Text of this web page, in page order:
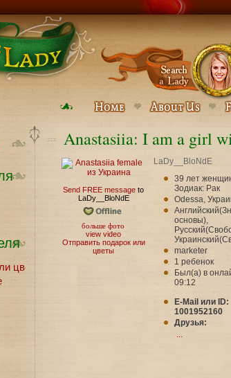
цветы
Anastasiia: I am a girl
Send FREE message to
LaDy__BloNdE
больше фото
view video
Отправить подарок или
цветы
LaDy__BloNdE
39 лет
Зодиак: Рак
Odessa,
основы),
marketer
1 ребенок
Был(а) в
09:12
E-Mail или ID:
1001952160
Друзья:
...